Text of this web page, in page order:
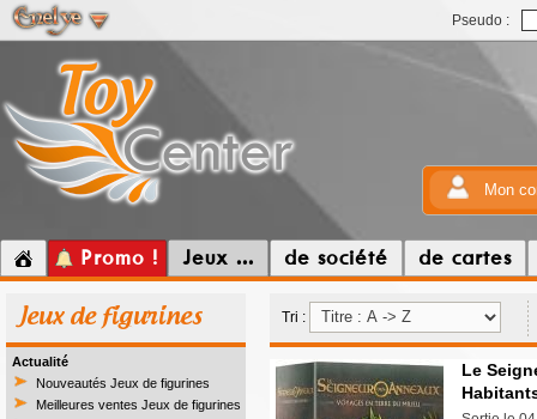
Pseudo :
Mon
Promo ! Jeux ... de société de cartes
Jeux de figurines
Actualité
Nouveautés Jeux de figurines
Meilleures ventes Jeux de figurines
Tri :
Le